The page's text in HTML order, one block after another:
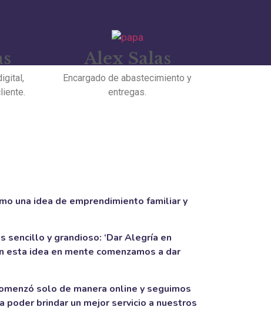
Alex Salas
Encargado de abastecimiento y
entregas.
una idea de emprendimiento familiar y
sencillo y grandioso: ‘Dar Alegría en
idea en mente comenzamos a dar
solo de manera online y seguimos
brindar un mejor servicio a nuestros